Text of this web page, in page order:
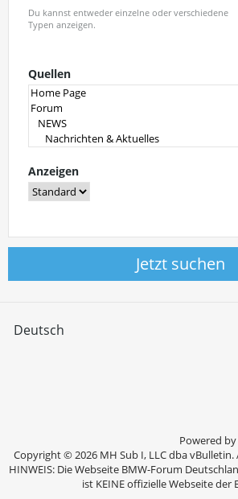
Du kannst entweder einzelne oder verschiedene
Typen anzeigen.
Quellen
Anzeigen
Jetzt suchen
Deutsch
Powered by
Copyright © 2026 MH Sub I, LLC dba
HINWEIS: Die Webseite BMW-Forum
ist KEINE offizielle Webseite der